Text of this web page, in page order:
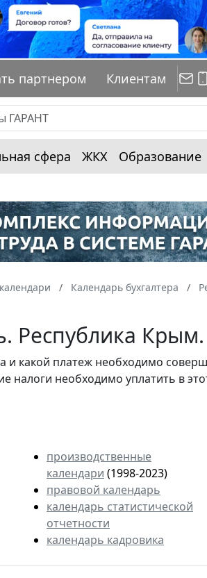
партнером Клиентам
сфера ЖКХ Образование
Календарь бухгалтера
Республика
и какой платеж необходимо
налоги необходимо уплатить в
производственные
календари (1998-2023)
правовой календарь
календарь статистической
отчетности
календарь кадровика